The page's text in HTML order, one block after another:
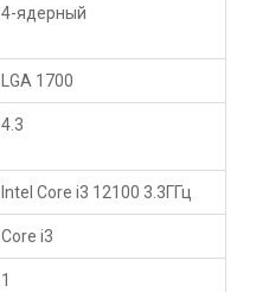
4-ядерный
LGA 1700
4.3
Intel Core i3 12100 3.3ГГц
Core i3
1